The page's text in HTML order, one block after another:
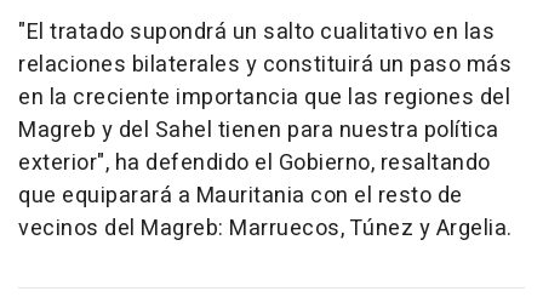
"El tratado supondrá un salto cualitativo en las
relaciones bilaterales y constituirá un paso más
en la creciente importancia que las regiones del
Magreb y del Sahel tienen para nuestra política
exterior", ha defendido el Gobierno, resaltando
que equiparará a Mauritania con el resto de
vecinos del Magreb: Marruecos, Túnez y Argelia.